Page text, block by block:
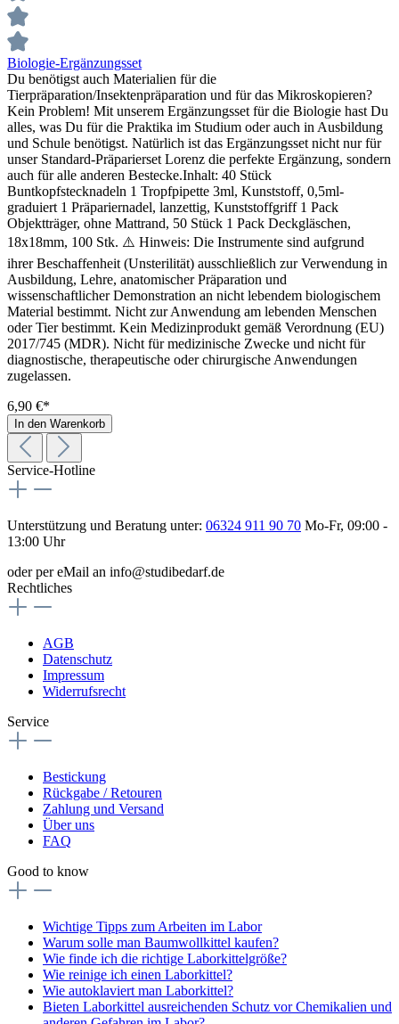
Biologie-Ergänzungsset
Du benötigst auch Materialien für die
Tierpräparation/Insektenpräparation und für das Mikroskopieren?
Kein Problem! Mit unserem Ergänzungsset für die Biologie hast Du
alles, was Du für die Praktika im Studium oder auch in Ausbildung
und Schule benötigst. Natürlich ist das Ergänzungsset nicht nur für
unser Standard-Präparierset Lorenz die perfekte Ergänzung, sondern
auch für alle anderen Bestecke.Inhalt: 40 Stück
Buntkopfstecknadeln 1 Tropfpipette 3ml, Kunststoff, 0,5ml-
graduiert 1 Präpariernadel, lanzettig, Kunststoffgriff 1 Pack
Objektträger, ohne Mattrand, 50 Stück 1 Pack Deckgläschen,
18x18mm, 100 Stk. ⚠️ Hinweis: Die Instrumente sind aufgrund
ihrer Beschaffenheit (Unsterilität) ausschließlich zur Verwendung in
Ausbildung, Lehre, anatomischer Präparation und
wissenschaftlicher Demonstration an nicht lebendem biologischem
Material bestimmt. Nicht zur Anwendung am lebenden Menschen
oder Tier bestimmt. Kein Medizinprodukt gemäß Verordnung (EU)
2017/745 (MDR). Nicht für medizinische Zwecke und nicht für
diagnostische, therapeutische oder chirurgische Anwendungen
zugelassen.
6,90 €*
In den Warenkorb
Service-Hotline
Unterstützung und Beratung unter: 06324 911 90 70 Mo-Fr, 09:00 -
13:00 Uhr
oder per eMail an info@studibedarf.de
Rechtliches
AGB
Datenschutz
Impressum
Widerrufsrecht
Service
Bestickung
Rückgabe / Retouren
Zahlung und Versand
Über uns
FAQ
Good to know
Wichtige Tipps zum Arbeiten im Labor
Warum solle man Baumwollkittel kaufen?
Wie finde ich die richtige Laborkittelgröße?
Wie reinige ich einen Laborkittel?
Wie autoklaviert man Laborkittel?
Bieten Laborkittel ausreichenden Schutz vor Chemikalien und